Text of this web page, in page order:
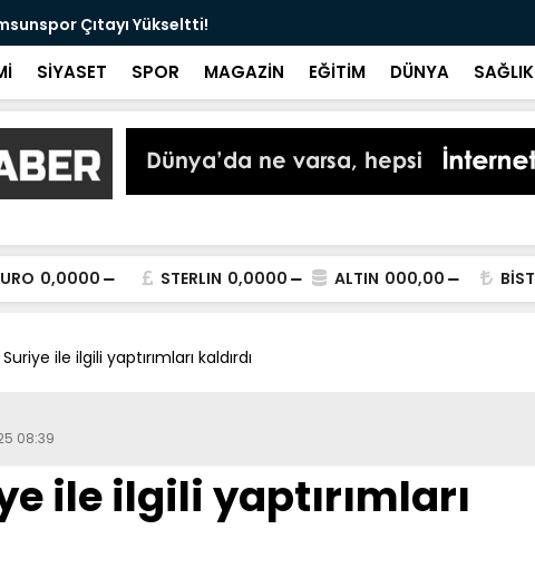
Çıtayı Yükseltti!
SİYASET SPOR MAGAZİN EĞİTİM DÜNYA SAĞLIK
0,0000 STERLIN 0,0000 ALTIN 000,00 BİST
Suriye ile ilgili yaptırımları kaldırdı
08:39
ile ilgili yaptırımları